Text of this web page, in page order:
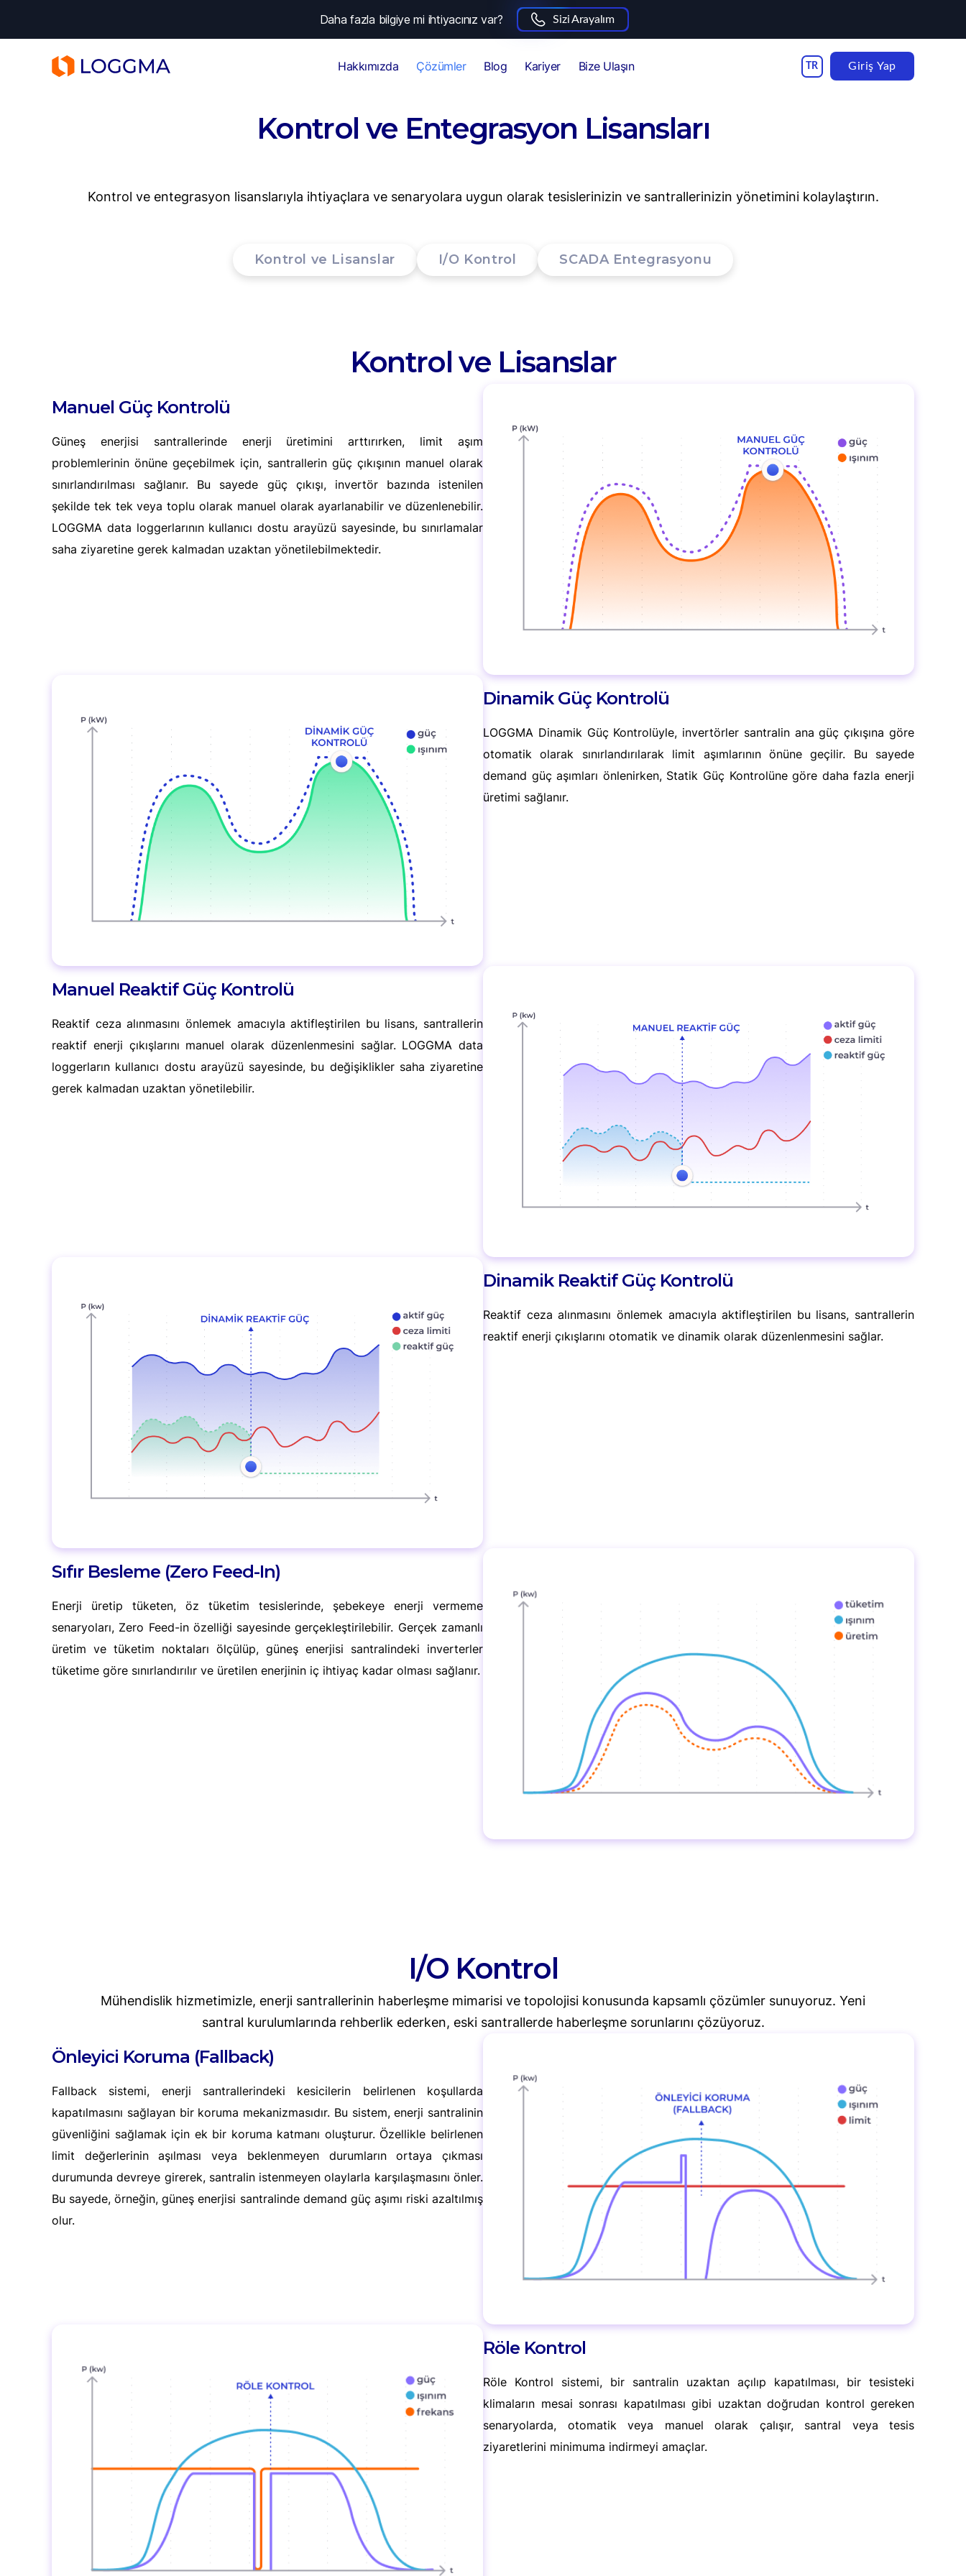
Daha fazla bilgiye mi ihtiyacınız var? Sizi Arayalım
Hakkımızda Çözümler Blog Kariyer Bize Ulaşın Giriş Yap
Kontrol ve Entegrasyon Lisansları
Kontrol ve entegrasyon lisanslarıyla ihtiyaçlara ve senaryolara uygun olarak tesislerinizin ve santrallerinizin yönetimini kolaylaştırın.
Kontrol ve Lisanslar I/O Kontrol SCADA Entegrasyonu
Kontrol ve Lisanslar
Manuel Güç Kontrolü
Güneş enerjisi santrallerinde enerji üretimini arttırırken, limit aşım
problemlerinin önüne geçebilmek için, santrallerin güç çıkışının manuel olarak
sınırlandırılması sağlanır. Bu sayede güç çıkışı, invertör bazında istenilen
şekilde tek tek veya toplu olarak manuel olarak ayarlanabilir ve düzenlenebilir.
LOGGMA data loggerlarının kullanıcı dostu arayüzü sayesinde, bu sınırlamalar
saha ziyaretine gerek kalmadan uzaktan yönetilebilmektedir.
Dinamik Güç Kontrolü
LOGGMA Dinamik Güç Kontrolüyle, invertörler santralin ana güç çıkışına göre
otomatik olarak sınırlandırılarak limit aşımlarının önüne geçilir. Bu sayede
demand güç aşımları önlenirken, Statik Güç Kontrolüne göre daha fazla enerji
üretimi sağlanır.
Manuel Reaktif Güç Kontrolü
Reaktif ceza alınmasını önlemek amacıyla aktifleştirilen bu lisans, santrallerin
reaktif enerji çıkışlarını manuel olarak düzenlenmesini sağlar. LOGGMA data
loggerların kullanıcı dostu arayüzü sayesinde, bu değişiklikler saha ziyaretine
gerek kalmadan uzaktan yönetilebilir.
Dinamik Reaktif Güç Kontrolü
Reaktif ceza alınmasını önlemek amacıyla aktifleştirilen bu lisans, santrallerin
reaktif enerji çıkışlarını otomatik ve dinamik olarak düzenlenmesini sağlar.
Sıfır Besleme (Zero Feed-In)
Enerji üretip tüketen, öz tüketim tesislerinde, şebekeye enerji vermeme
senaryoları, Zero Feed-in özelliği sayesinde gerçekleştirilebilir. Gerçek zamanlı
üretim ve tüketim noktaları ölçülüp, güneş enerjisi santralindeki inverterler
tüketime göre sınırlandırılır ve üretilen enerjinin iç ihtiyaç kadar olması sağlanır.
I/O Kontrol
Mühendislik hizmetimizle, enerji santrallerinin haberleşme mimarisi ve topolojisi konusunda kapsamlı çözümler sunuyoruz. Yeni
santral kurulumlarında rehberlik ederken, eski santrallerde haberleşme sorunlarını çözüyoruz.
Önleyici Koruma (Fallback)
Fallback sistemi, enerji santrallerindeki kesicilerin belirlenen koşullarda
kapatılmasını sağlayan bir koruma mekanizmasıdır. Bu sistem, enerji santralinin
güvenliğini sağlamak için ek bir koruma katmanı oluşturur. Özellikle belirlenen
limit değerlerinin aşılması veya beklenmeyen durumların ortaya çıkması
durumunda devreye girerek, santralin istenmeyen olaylarla karşılaşmasını önler.
Bu sayede, örneğin, güneş enerjisi santralinde demand güç aşımı riski azaltılmış
olur.
Röle Kontrol
Röle Kontrol sistemi, bir santralin uzaktan açılıp kapatılması, bir tesisteki
klimaların mesai sonrası kapatılması gibi uzaktan doğrudan kontrol gereken
senaryolarda, otomatik veya manuel olarak çalışır, santral veya tesis
ziyaretlerini minimuma indirmeyi amaçlar.